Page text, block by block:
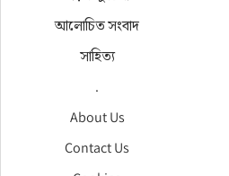
আলোচিত সংবাদ
সাহিত্য
.
About Us
Contact Us